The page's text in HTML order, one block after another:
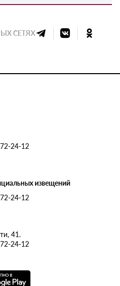
СЕТЯХ
24-12
извещений
24-12
41.
24-12